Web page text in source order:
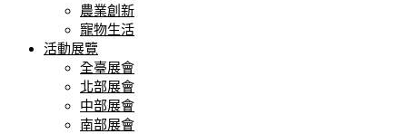
農業創新
寵物生活
活動展覽
全臺展會
北部展會
中部展會
南部展會